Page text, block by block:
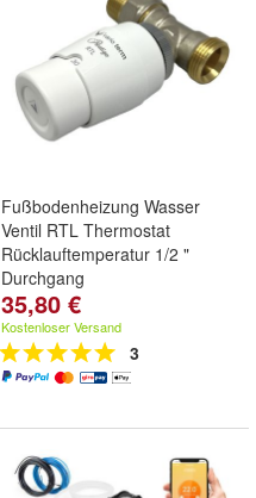
Fußbodenheizung Wasser
Ventil RTL Thermostat
Rücklauftemperatur 1/2 "
Durchgang
35,80 €
Kostenloser Versand
3